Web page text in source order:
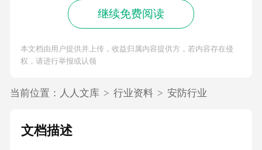
继续免费阅读
本文档由用户提供并上传，收益归属内容提供方，若内容存在侵
权，请进行举报或认领
当前位置： 人人文库 > 行业资料 > 安防行业
文档描述